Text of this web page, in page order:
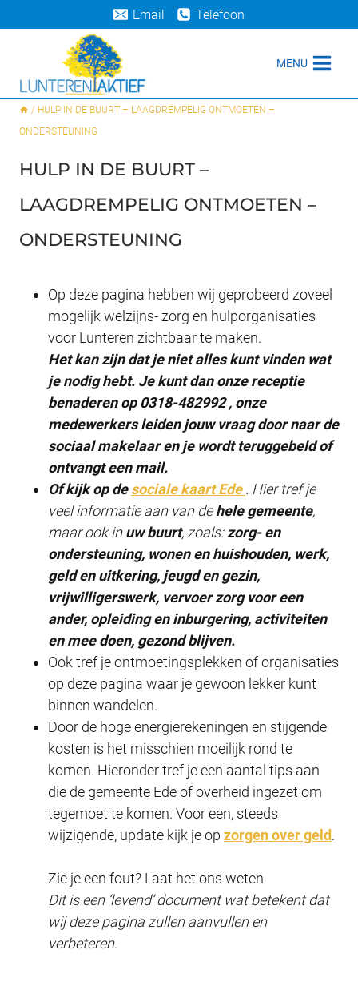
naar
Email Telefoon
MENU
/ HULP IN DE BUURT – LAAGDREMPELIG ONTMOETEN –
ONDERSTEUNING
HULP IN DE BUURT –
LAAGDREMPELIG ONTMOETEN –
ONDERSTEUNING
Op deze pagina hebben wij geprobeerd zoveel
mogelijk welzijns- zorg en hulporganisaties
voor Lunteren zichtbaar te maken.
Het kan zijn dat je niet alles kunt vinden wat
je nodig hebt. Je kunt dan onze receptie
benaderen op 0318-482992 , onze
medewerkers leiden jouw vraag door naar de
sociaal makelaar en je wordt teruggebeld of
ontvangt een mail.
Of kijk op de sociale kaart Ede . Hier tref je
veel informatie aan van dehele gemeente,
maar ook inuw buurt, zoals:zorg- en
ondersteuning, wonen en huishouden, werk,
geld en uitkering, jeugd en gezin,
vrijwilligerswerk, vervoer zorg voor een
ander, opleiding en inburgering, activiteiten
en mee doen, gezond blijven.
Ook tref je ontmoetingsplekken of organisaties
op deze pagina waar je gewoon lekker kunt
binnen wandelen.
Door de hoge energierekeningen en stijgende
kosten is het misschien moeilijk rond te
komen. Hieronder tref je een aantal tips aan
die de gemeente Ede of overheid ingezet om
tegemoet te komen. Voor een, steeds
wijzigende, update kijk je op zorgen over geld.
Zie je een fout? Laat het ons weten
Dit is een ‘levend’ document wat betekent dat
wij deze pagina zullen aanvullen en
verbeteren.